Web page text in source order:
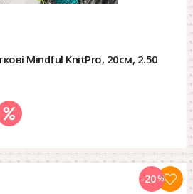
Mindful KnitPro, 20см, 2.50
-20%